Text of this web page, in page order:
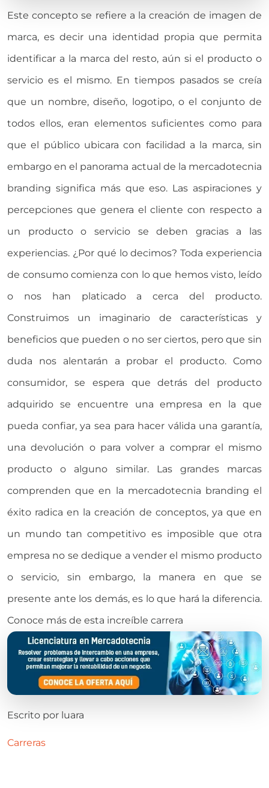
Este concepto se refiere a la creación de imagen de
marca, es decir una identidad propia que permita
identificar a la marca del resto, aún si el producto o
servicio es el mismo. En tiempos pasados se creía
que un nombre, diseño, logotipo, o el conjunto de
todos ellos, eran elementos suficientes como para
que el público ubicara con facilidad a la marca, sin
embargo en el panorama actual de la mercadotecnia
branding significa más que eso. Las aspiraciones y
percepciones que genera el cliente con respecto a
un producto o servicio se deben gracias a las
experiencias. ¿Por qué lo decimos? Toda experiencia
de consumo comienza con lo que hemos visto, leído
o nos han platicado a cerca del producto.
Construimos un imaginario de características y
beneficios que pueden o no ser ciertos, pero que sin
duda nos alentarán a probar el producto. Como
consumidor, se espera que detrás del producto
adquirido se encuentre una empresa en la que
pueda confiar, ya sea para hacer válida una garantía,
una devolución o para volver a comprar el mismo
producto o alguno similar. Las grandes marcas
comprenden que en la mercadotecnia branding el
éxito radica en la creación de conceptos, ya que en
un mundo tan competitivo es imposible que otra
empresa no se dedique a vender el mismo producto
o servicio, sin embargo, la manera en que se
presente ante los demás, es lo que hará la diferencia.
Conoce más de esta increíble carrera
Escrito por luara
Carreras